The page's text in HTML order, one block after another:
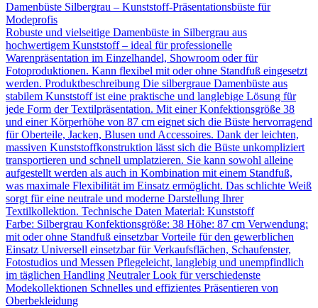
Damenbüste Silbergrau – Kunststoff-Präsentationsbüste für
Modeprofis
Robuste und vielseitige Damenbüste in Silbergrau aus
hochwertigem Kunststoff – ideal für professionelle
Warenpräsentation im Einzelhandel, Showroom oder für
Fotoproduktionen. Kann flexibel mit oder ohne Standfuß eingesetzt
werden. Produktbeschreibung Die silbergraue Damenbüste aus
stabilem Kunststoff ist eine praktische und langlebige Lösung für
jede Form der Textilpräsentation. Mit einer Konfektionsgröße 38
und einer Körperhöhe von 87 cm eignet sich die Büste hervorragend
für Oberteile, Jacken, Blusen und Accessoires. Dank der leichten,
massiven Kunststoffkonstruktion lässt sich die Büste unkompliziert
transportieren und schnell umplatzieren. Sie kann sowohl alleine
aufgestellt werden als auch in Kombination mit einem Standfuß,
was maximale Flexibilität im Einsatz ermöglicht. Das schlichte Weiß
sorgt für eine neutrale und moderne Darstellung Ihrer
Textilkollektion. Technische Daten Material: Kunststoff
Farbe: Silbergrau Konfektionsgröße: 38 Höhe: 87 cm Verwendung:
mit oder ohne Standfuß einsetzbar Vorteile für den gewerblichen
Einsatz Universell einsetzbar für Verkaufsflächen, Schaufenster,
Fotostudios und Messen Pflegeleicht, langlebig und unempfindlich
im täglichen Handling Neutraler Look für verschiedenste
Modekollektionen Schnelles und effizientes Präsentieren von
Oberbekleidung